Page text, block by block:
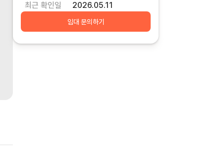
최근 확인일
2026.05.11
임대 문의하기